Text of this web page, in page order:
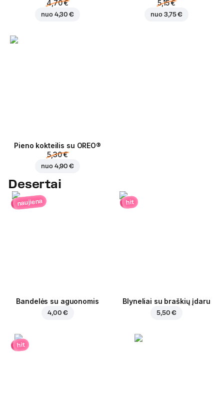
4,70 €
nuo 4,30 €
5,15 €
nuo 3,75 €
Pieno kokteilis su OREO®
5,30 €
nuo 4,90 €
Desertai
naujiena
Bandelės su aguonomis
4,00 €
hit
Blyneliai su braškių įdaru
5,50 €
hit